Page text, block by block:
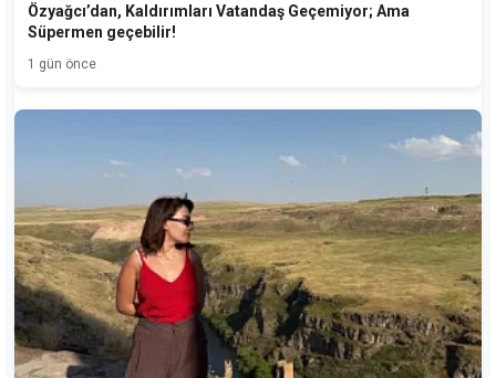
Özyağcı’dan, Kaldırımları Vatandaş Geçemiyor; Ama
Süpermen geçebilir!
1 gün önce